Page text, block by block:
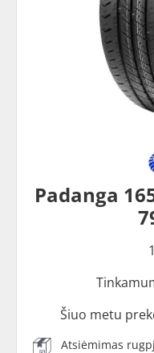
Padanga
Šiuo metu
Atsiėmimas